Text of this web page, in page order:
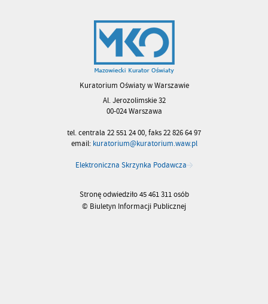
Kuratorium Oświaty w Warszawie
Al. Jerozolimskie 32
00-024 Warszawa
tel. centrala 22 551 24 00, faks 22 826 64 97
email: kuratorium@kuratorium.waw.pl
Elektroniczna Skrzynka Podawcza
Stronę odwiedziło 45 461 311 osób
© Biuletyn Informacji Publicznej